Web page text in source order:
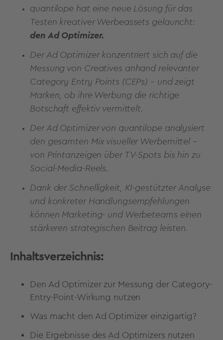
quantilope hat eine neue Lösung für das
Testen kreativer Werbeassets gelauncht:
den Ad Optimizer.
Der Ad Optimizer konzentriert sich auf die
Messung von Creatives anhand relevanter
Category Entry Points (CEPs) – und zeigt
Marken, ob ihre Werbung die richtige
Botschaft effektiv vermittelt.
Der Ad Optimizer von quantilope analysiert
den gesamten Mix visueller Werbemittel –
von Printanzeigen über TV-Spots bis hin zu
Social-Media-Reels.
Dank der Schnelligkeit, KI-gestützter Analyse
und konkreter Handlungsempfehlungen
können Marketing- und Werbeteams einen
stärkeren strategischen Beitrag leisten.
Inhaltsverzeichnis:
Den Ad Optimizer zur Messung der Category-
Entry-Point-Wirkung nutzen
Was macht den Ad Optimizer einzigartig?
Die Ergebnisse des Ad Optimizers nutzen